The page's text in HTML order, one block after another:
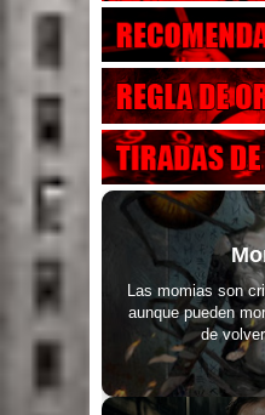
Las momias son
aunque pueden
de